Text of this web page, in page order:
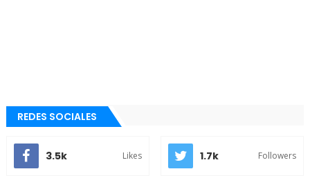
REDES SOCIALES
3.5k Likes 1.7k Followers